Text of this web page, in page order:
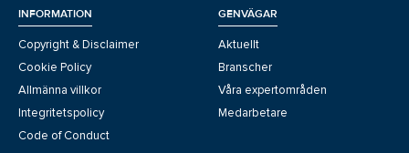
INFORMATION
Copyright & Disclaimer
Cookie Policy
Allmänna villkor
Integritetspolicy
Code of Conduct
GENVÄGAR
Aktuellt
Branscher
Våra expertområden
Medarbetare